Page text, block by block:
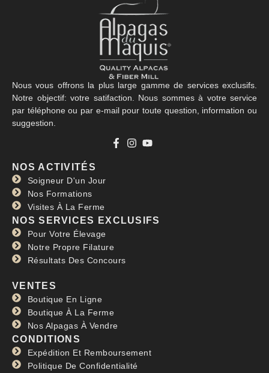
Nous vous offrons la plus large gamme de services exclusifs.
Notre objectif: votre satifaction. Nous sommes à votre service
par téléphone ou par e-mail pour toute question, information ou
suggestion.
NOS ACTIVITÉS
Soigneur D'un Jour
Nos Formations
Visites À La Ferme
NOS SERVICES EXCLUSIFS
Pour Votre Élevage
Notre Propre Filature
Résultats Des Concours
VENTES
Boutique En Ligne
Boutique À La Ferme
Nos Alpagas À Vendre
CONDITIONS
Expédition Et Remboursement
Politique De Confidentialité